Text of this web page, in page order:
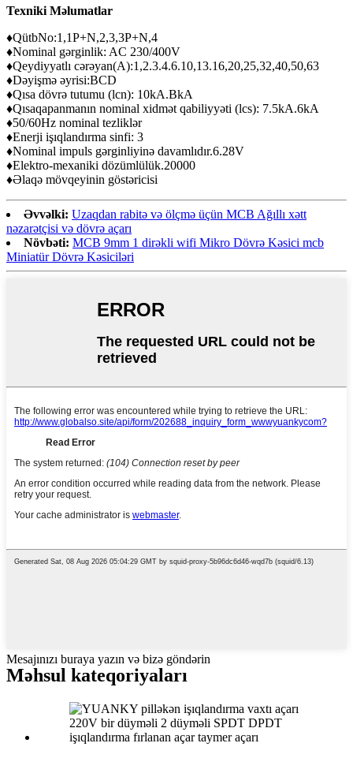
Texniki Məlumatlar
♦QütbNo:1,1P+N,2,3,3P+N,4
♦Nominal gərginlik: AC 230/400V
♦Qeydiyyatlı cərəyan(A):1,2.3.4.6.10,13.16,20,25,32,40,50,63
♦Dəyişmə əyrisi:BCD
♦Qısa dövrə tutumu (lcn): 10kA.BkA
♦Qısaqapanmanın nominal xidmət qabiliyyəti (lcs): 7.5kA.6kA
♦50/60Hz nominal tezliklər
♦Enerji işıqlandırma sinfi: 3
♦Nominal impuls gərginliyinə davamlıdır.6.28V
♦Elektro-mexaniki dözümlülük.20000
♦Əlaqə mövqeyinin göstəricisi
Əvvəlki: Uzaqdan rabitə və ölçmə üçün MCB Ağıllı xətt
nəzarətçisi və dövrə açarı
Növbəti: MCB 9mm 1 dirəkli wifi Mikro Dövrə Kəsici mcb
Miniatür Dövrə Kəsiciləri
Mesajınızı buraya yazın və bizə göndərin
Məhsul kateqoriyaları